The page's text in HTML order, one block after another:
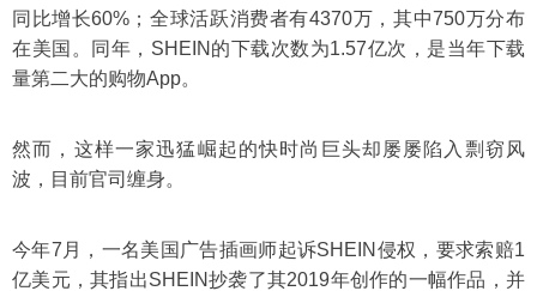
同比增长60%；全球活跃消费者有4370万，其中750万分布
在美国。同年，SHEIN的下载次数为1.57亿次，是当年下载
量第二大的购物App。
然而，这样一家迅猛崛起的快时尚巨头却屡屡陷入剽窃风
波，目前官司缠身。
今年7月，一名美国广告插画师起诉SHEIN侵权，要求索赔1
亿美元，其指出SHEIN抄袭了其2019年创作的一幅作品，并